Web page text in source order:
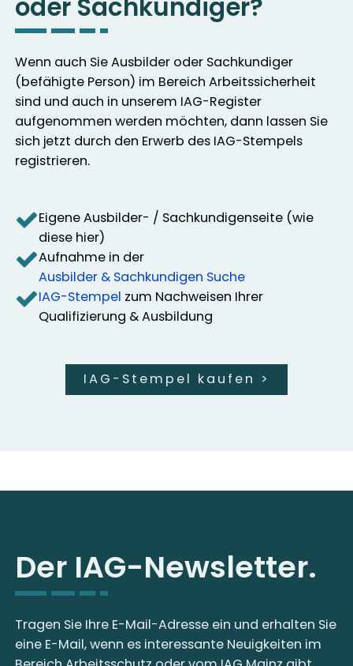
oder Sachkundiger?
Wenn auch Sie Ausbilder oder Sachkundiger
(befähigte Person) im Bereich Arbeitssicherheit
sind und auch in unserem IAG-Register
aufgenommen werden möchten, dann lassen Sie
sich jetzt durch den Erwerb des IAG-Stempels
registrieren.
Eigene Ausbilder- / Sachkundigenseite (wie
diese hier)
Aufnahme in der
Ausbilder & Sachkundigen Suche
IAG-Stempel zum Nachweisen Ihrer
Qualifizierung & Ausbildung
IAG-Stempel kaufen >
Der IAG-Newsletter.
Tragen Sie Ihre E-Mail-Adresse ein und erhalten Sie
eine E-Mail, wenn es interessante Neuigkeiten im